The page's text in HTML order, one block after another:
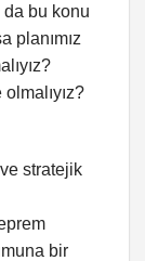
da bu konu
planımız
stratejik
bir